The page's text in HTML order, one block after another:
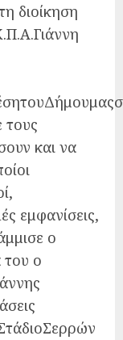
διοίκηση
τους
και να
εμφανίσεις,
ο
ο